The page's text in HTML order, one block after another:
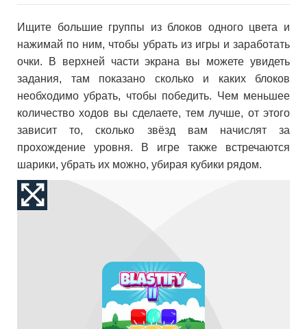
Ищите большие группы из блоков одного цвета и
нажимай по ним, чтобы убрать из игры и заработать
очки. В верхней части экрана вы можете увидеть
задания, там показано сколько и каких блоков
необходимо убрать, чтобы победить. Чем меньшее
количество ходов вы сделаете, тем лучше, от этого
зависит то, сколько звёзд вам начислят за
прохождение уровня. В игре также встречаются
шарики, убрать их можно, убирая кубики рядом.